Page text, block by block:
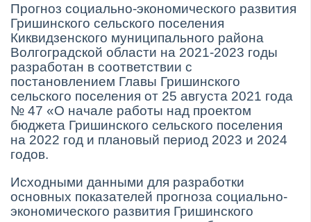
Прогноз социально-экономического развития
Гришинского сельского поселения
Киквидзенского муниципального района
Волгоградской области на 2021-2023 годы
разработан в соответствии с
постановлением Главы Гришинского
сельского поселения от 25 августа 2021 года
№ 47 «О начале работы над проектом
бюджета Гришинского сельского поселения
на 2022 год и плановый период 2023 и 2024
годов.
Исходными данными для разработки
основных показателей прогноза социально-
экономического развития Гришинского